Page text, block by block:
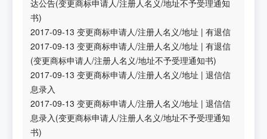
达公告(变更商标申请人/注册人名义/地址不予受理通知
书)
2017-09-13 变更商标申请人/注册人名义/地址 |有退信
2017-09-13 变更商标申请人/注册人名义/地址 |有退信
(变更商标申请人/注册人名义/地址不予受理通知书)
2017-09-13 变更商标申请人/注册人名义/地址 |退信信
息录入
2017-09-13 变更商标申请人/注册人名义/地址 |退信信
息录入(变更商标申请人/注册人名义/地址不予受理通知
书)